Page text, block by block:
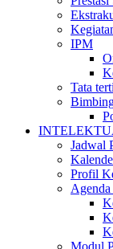
IPM
Tata
Jadwal
Profil
Agenda
Modul